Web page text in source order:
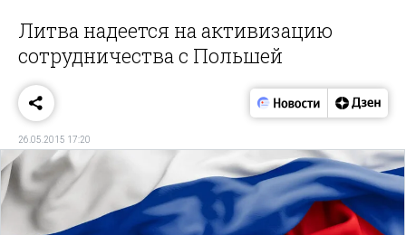
Литва надеется на активизацию
сотрудничества с Польшей
26.05.2015 17:20